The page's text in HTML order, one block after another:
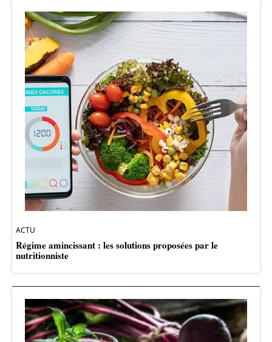
ACTU
Régime amincissant : les solutions proposées par le
nutritionniste